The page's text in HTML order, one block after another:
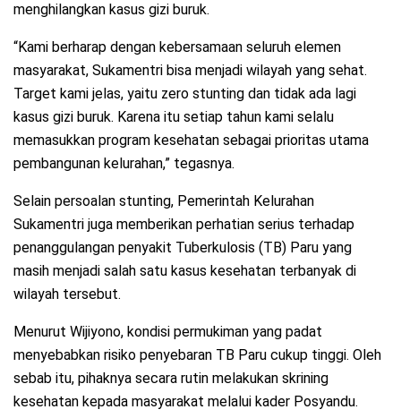
menghilangkan kasus gizi buruk.
“Kami berharap dengan kebersamaan seluruh elemen
masyarakat, Sukamentri bisa menjadi wilayah yang sehat.
Target kami jelas, yaitu zero stunting dan tidak ada lagi
kasus gizi buruk. Karena itu setiap tahun kami selalu
memasukkan program kesehatan sebagai prioritas utama
pembangunan kelurahan,” tegasnya.
Selain persoalan stunting, Pemerintah Kelurahan
Sukamentri juga memberikan perhatian serius terhadap
penanggulangan penyakit Tuberkulosis (TB) Paru yang
masih menjadi salah satu kasus kesehatan terbanyak di
wilayah tersebut.
Menurut Wijiyono, kondisi permukiman yang padat
menyebabkan risiko penyebaran TB Paru cukup tinggi. Oleh
sebab itu, pihaknya secara rutin melakukan skrining
kesehatan kepada masyarakat melalui kader Posyandu.